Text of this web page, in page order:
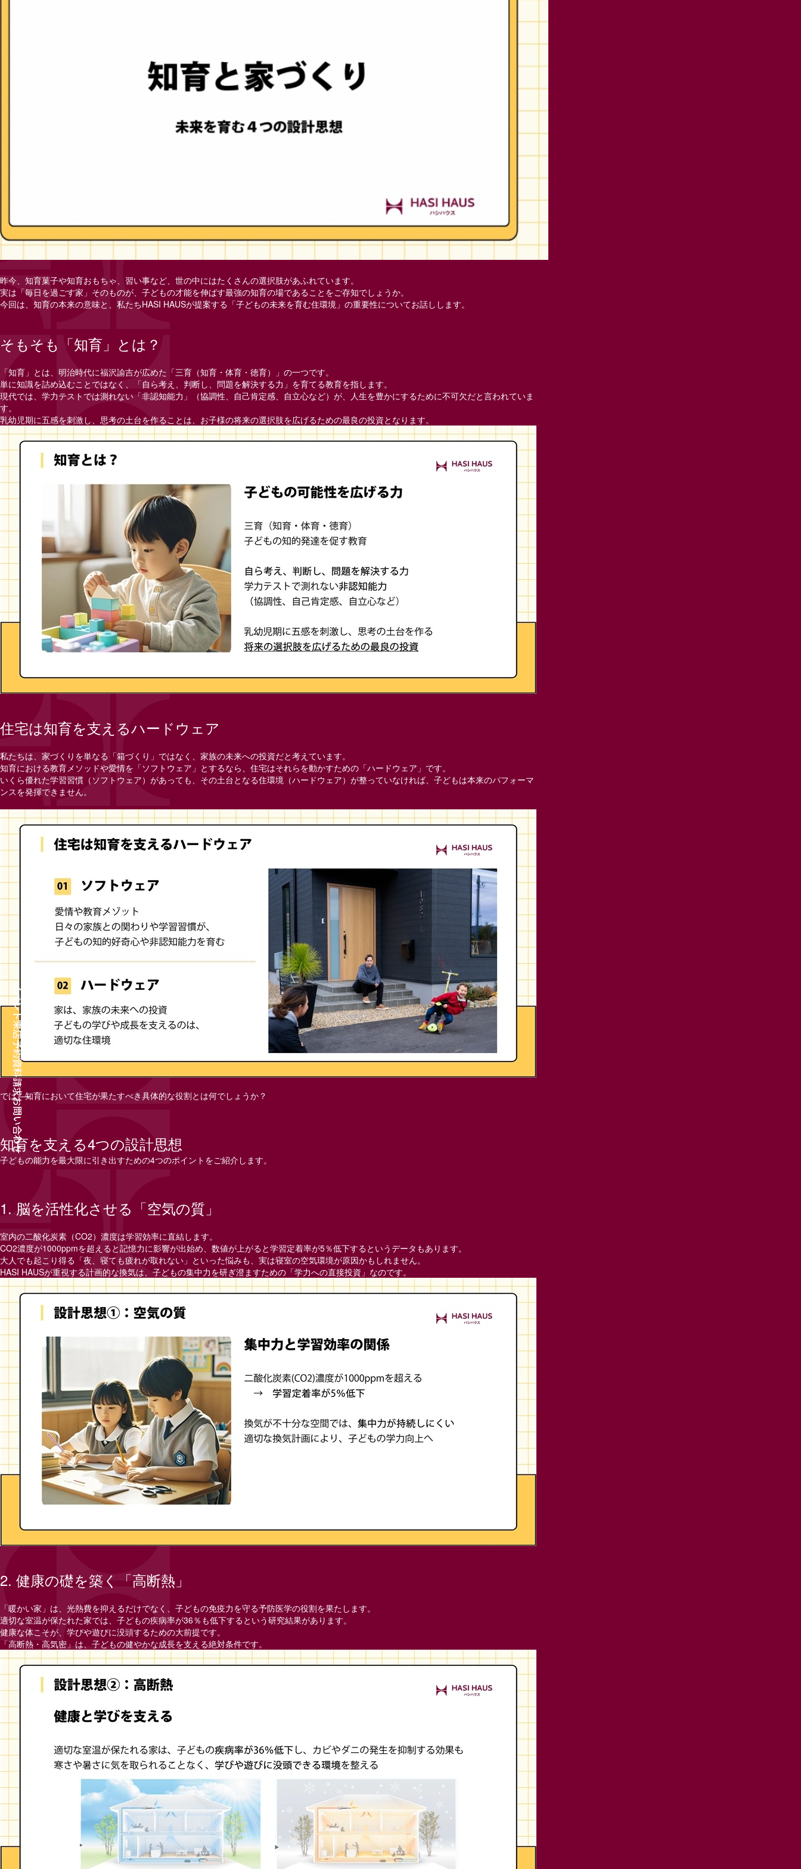
イベント
来店予約
資料請求
お問い合わせ
昨今、知育菓子や知育おもちゃ、習い事など、世の中にはたくさんの選択肢があふれています。
実は「毎日を過ごす家」そのものが、子どもの才能を伸ばす最強の知育の場であることをご存知でしょうか。
今回は、知育の本来の意味と、私たちHASI HAUSが提案する「子どもの未来を育む住環境」の重要性についてお話しします。
そもそも「知育」とは？
「知育」とは、明治時代に福沢諭吉が広めた「三育（知育・体育・徳育）」の一つです。
単に知識を詰め込むことではなく、「自ら考え、判断し、問題を解決する力」を育てる教育を指します。
現代では、学力テストでは測れない「非認知能力」（協調性、自己肯定感、自立心など）が、人生を豊かにするために不可欠だと言われていま
す。
乳幼児期に五感を刺激し、思考の土台を作ることは、お子様の将来の選択肢を広げるための最良の投資となります。
住宅は知育を支えるハードウェア
私たちは、家づくりを単なる「箱づくり」ではなく、家族の未来への投資だと考えています。
知育における教育メソッドや愛情を「ソフトウェア」とするなら、住宅はそれらを動かすための「ハードウェア」です。
いくら優れた学習習慣（ソフトウェア）があっても、その土台となる住環境（ハードウェア）が整っていなければ、子どもは本来のパフォーマ
ンスを発揮できません。
では、知育において住宅が果たすべき具体的な役割とは何でしょうか？
知育を支える4つの設計思想
子どもの能力を最大限に引き出すための4つのポイントをご紹介します。
1. 脳を活性化させる「空気の質」
室内の二酸化炭素（CO2）濃度は学習効率に直結します。
CO2濃度が1000ppmを超えると記憶力に影響が出始め、数値が上がると学習定着率が5％低下するというデータもあります。
大人でも起こり得る「夜、寝ても疲れが取れない」といった悩みも、実は寝室の空気環境が原因かもしれません。
HASI HAUSが重視する計画的な換気は、子どもの集中力を研ぎ澄ますための「学力への直接投資」なのです。
2. 健康の礎を築く「高断熱」
「暖かい家」は、光熱費を抑えるだけでなく、子どもの免疫力を守る予防医学の役割を果たします。
適切な室温が保たれた家では、子どもの疾病率が36％も低下するという研究結果があります。
健康な体こそが、学びや遊びに没頭するための大前提です。
「高断熱・高気密」は、子どもの健やかな成長を支える絶対条件です。